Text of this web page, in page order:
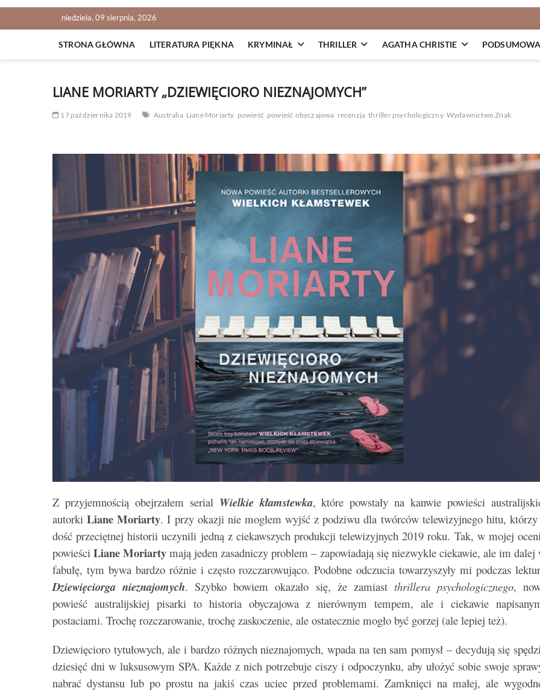
niedziela, 09 sierpnia, 2026
STRONA GŁÓWNA LITERATURA PIĘKNA KRYMINAŁ THRILLER AGATHA CHRISTIE
LIANE MORIARTY „DZIEWIĘCIORO NIEZNAJOMYCH”
17 października 2019 Australia Liane Moriarty powieść powieść obyczajowa recenzja thriller psychologiczny Wydawnictwo Znak
Z przyjemnością obejrzałem serial Wielkie kłamstewka, które powstały na kanwie powieści
autorkiLiane Moriarty. I przy okazji nie mogłem wyjść z podziwu dla twórców telewizyjnego hitu,
dość przeciętnej historii uczynili jedną z ciekawszych produkcji telewizyjnych 2019 roku. Tak, w mojej
powieściLiane Moriartymają jeden zasadniczy problem – zapowiadają się niezwykle ciekawie, ale im dalej
fabułę, tym bywa bardzo różnie i często rozczarowująco. Podobne odczucia towarzyszyły mi podczas
Dziewięciorga nieznajomych. Szybko bowiem okazało się, że zamiast thrillera psychologicznego,
powieść australijskiej pisarki to historia obyczajowa z nierównym tempem, ale i ciekawie
postaciami. Trochę rozczarowanie, trochę zaskoczenie, ale ostatecznie mogło być gorzej (ale lepiej też).
Dziewięcioro tytułowych, ale i bardzo różnych nieznajomych, wpada na ten sam pomysł – decydują się
dziesięć dni w luksusowym SPA. Każde z nich potrzebuje ciszy i odpoczynku, aby ułożyć sobie swoje
nabrać dystansu lub po prostu na jakiś czas uciec przed problemami. Zamknięci na małej, ale